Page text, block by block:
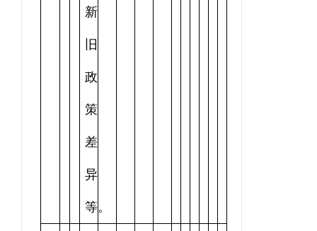
新
旧
政
策
差
异
等。